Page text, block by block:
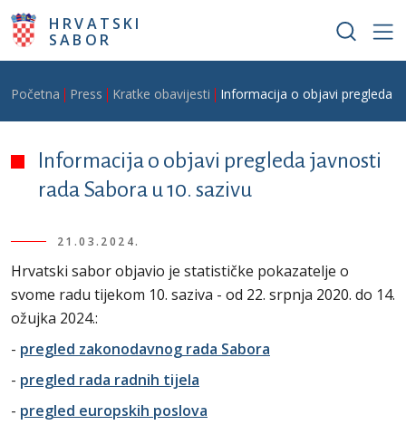
Skoči na glavni sadržaj
HRVATSKI
SABOR
Breadcrumb
Početna Press Kratke obavijesti Informacija o objavi pregleda
Informacija o objavi pregleda javnosti
rada Sabora u 10. sazivu
21.03.2024.
Hrvatski sabor objavio je statističke pokazatelje o
svome radu tijekom 10. saziva - od 22. srpnja 2020. do 14.
ožujka 2024.:
- pregled zakonodavnog rada Sabora
- pregled rada radnih tijela
- pregled europskih poslova